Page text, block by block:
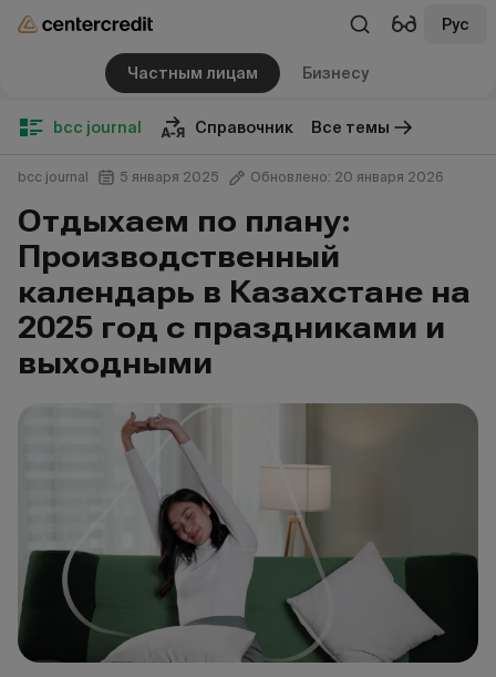
Рус
Частным лицам Бизнесу
bcc journal Справочник Все темы
bcc journal 5 января 2025 Обновлено: 20 января 2026
Отдыхаем по плану:
Производственный
календарь в Казахстане на
2025 год с праздниками и
выходными